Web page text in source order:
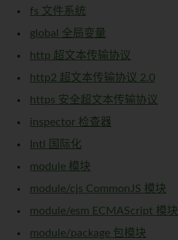
fs 文件系统
global 全局变量
http 超文本传输协议
http2 超文本传输协议 2.0
https 安全超文本传输协议
inspector 检查器
Intl 国际化
module 模块
module/cjs CommonJS 模块
module/esm ECMAScript 模块
module/package 包模块